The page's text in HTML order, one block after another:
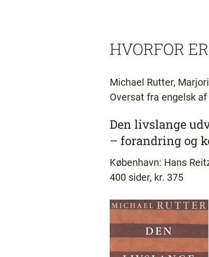
HVORFOR
Michael Rutter,
Oversat fra engelsk
Den livslange
– forandring og
København: Hans
400 sider, kr. 375